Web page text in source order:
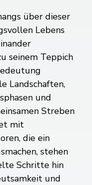
über dieser
Lebens
seinem Teppich
Landschaften,
und
Streben
mit
die ein
stehen
Schritte hin
und